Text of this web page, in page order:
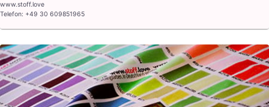
www.stoff.love
Telefon: +49 30 609851965